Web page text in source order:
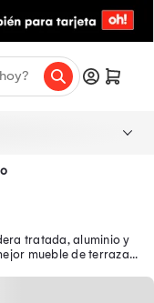
tratada, aluminio y
mueble de terraza